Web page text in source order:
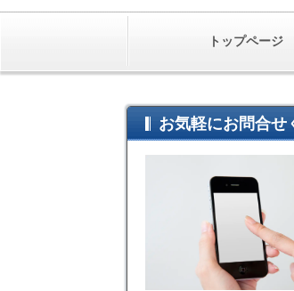
トップページ
お気軽にお問合せ